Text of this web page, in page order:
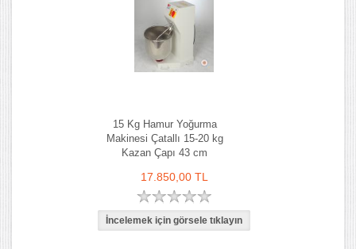
15 Kg Hamur Yoğurma
Makinesi Çatallı 15-20 kg
Kazan Çapı 43 cm
17.850,00 TL